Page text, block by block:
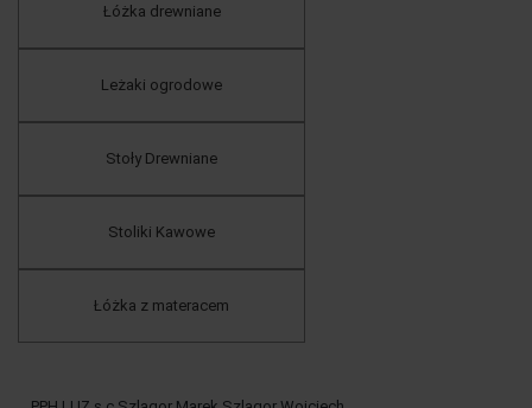
Łóżka drewniane
Leżaki ogrodowe
Stoły Drewniane
Stoliki Kawowe
Łóżka z materacem